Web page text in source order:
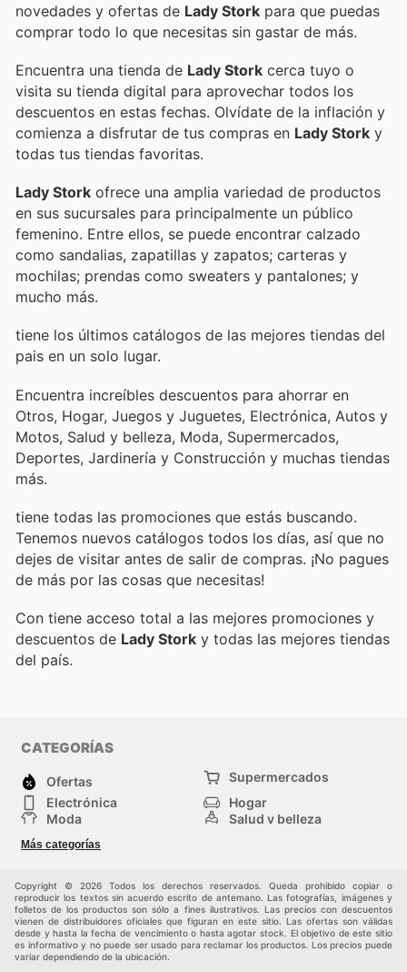
novedades y ofertas de Lady Stork para que puedas
comprar todo lo que necesitas sin gastar de más.
Encuentra una tienda de Lady Stork cerca tuyo o
visita su tienda digital para aprovechar todos los
descuentos en estas fechas. Olvídate de la inflación y
comienza a disfrutar de tus compras en Lady Stork y
todas tus tiendas favoritas.
Lady Stork ofrece una amplia variedad de productos
en sus sucursales para principalmente un público
femenino. Entre ellos, se puede encontrar calzado
como sandalias, zapatillas y zapatos; carteras y
mochilas; prendas como sweaters y pantalones; y
mucho más.
tiene los últimos catálogos de las mejores tiendas del
pais en un solo lugar.
Encuentra increíbles descuentos para ahorrar en
Otros, Hogar, Juegos y Juguetes, Electrónica, Autos y
Motos, Salud y belleza, Moda, Supermercados,
Deportes, Jardinería y Construcción y muchas tiendas
más.
tiene todas las promociones que estás buscando.
Tenemos nuevos catálogos todos los días, así que no
dejes de visitar antes de salir de compras. ¡No pagues
de más por las cosas que necesitas!
Con tiene acceso total a las mejores promociones y
descuentos de Lady Stork y todas las mejores tiendas
del país.
CATEGORÍAS
Ofertas
Supermercados
Electrónica
Hogar
Moda
Salud y belleza
Deportes
Más categorías
Copyright © 2026 Todos los derechos reservados. Queda prohibido copiar o
reproducir los textos sin acuerdo escrito de antemano. Las fotografías, imágenes y
folletos de los productos son sólo a fines ilustrativos. Las precios con descuentos
vienen de distribuidores oficiales que figuran en este sitio. Las ofertas son válidas
desde y hasta la fecha de vencimiento o hasta agotar stock. El objetivo de este sitio
es informativo y no puede ser usado para reclamar los productos. Los precios puede
variar dependiendo de la ubicación.